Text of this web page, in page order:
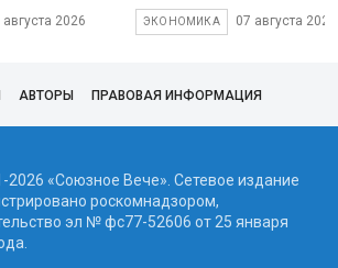
августа 2026 ЭКОНОМИКА 07 августа 2026
АВТОРЫ ПРАВОВАЯ ИНФОРМАЦИЯ
2026 «Союзное Вече». Сетевое издание
роскомнадзором,
эл № фc77-52606 от 25 января